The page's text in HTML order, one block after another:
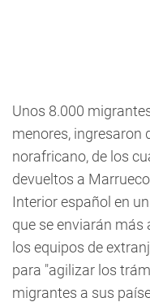
Unos 8.000
menores, ingresaron
norafricano, de los
devueltos a
Interior español en
que se enviarán más
los equipos de
para "agilizar los
migrantes a sus